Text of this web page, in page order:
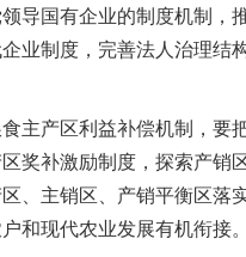
导国有企业的制度机制
业制度，完善法人治理结
主产区利益补偿机制，
奖补激励制度，探索产
、主销区、产销平衡区落
和现代农业发展有机衔接。